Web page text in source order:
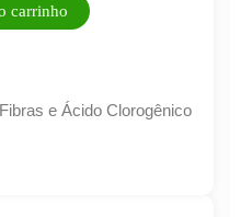
carrinho
e Ácido Clorogênico